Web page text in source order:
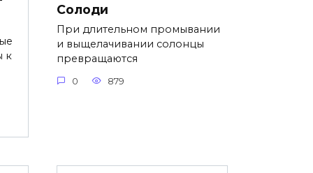
к
Солоди
При длительном промывании
и выщелачивании солонцы
превращаются
0 879